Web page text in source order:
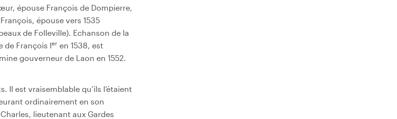
épouse François de Dompierre,
épouse vers 1535
de Folleville). Echanson de la
de François Ier en 1538, est
gouverneur de Laon en 1552.
Il est vraisemblable qu’ils l’étaient
ordinairement en son
lieutenant aux Gardes